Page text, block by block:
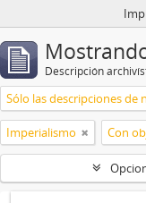
Descripción
Sólo las descripciones de
Imperialismo Con